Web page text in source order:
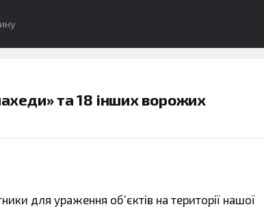
та 18 інших ворожих
для ураження об’єктів на території нашої